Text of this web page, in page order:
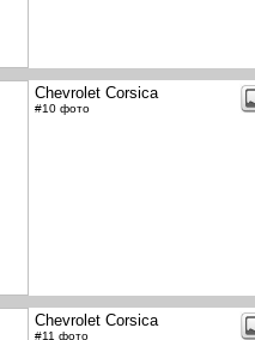
Chevrolet Corsica
#10 фото
Chevrolet Corsica
#11 фото